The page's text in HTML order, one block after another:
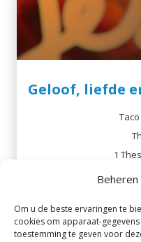
Beheren
Om u de beste ervaringen te
cookies om apparaat-
toestemming te geven voor
1
DETAILS